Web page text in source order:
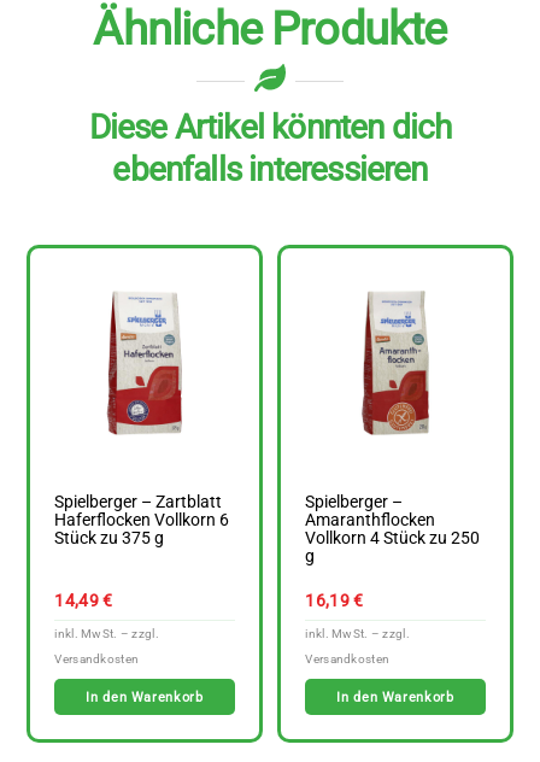
Ähnliche Produkte
Diese Artikel könnten dich
ebenfalls interessieren
Spielberger – Zartblatt
Haferflocken Vollkorn 6
Stück zu 375 g
14,49€
In den Warenkorb
Spielberger –
Amaranthflocken
Vollkorn 4 Stück zu 250
g
16,19€
In den Warenkorb